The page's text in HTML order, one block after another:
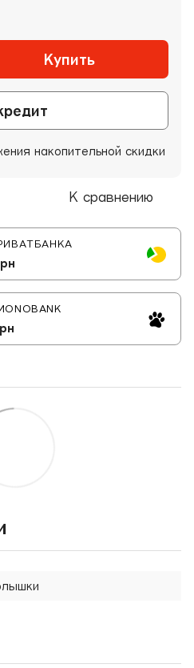
Купить
накопительной скидки
К сравнению